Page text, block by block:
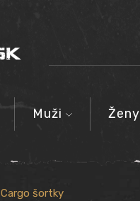
Muži Ženy
Cargo šortky